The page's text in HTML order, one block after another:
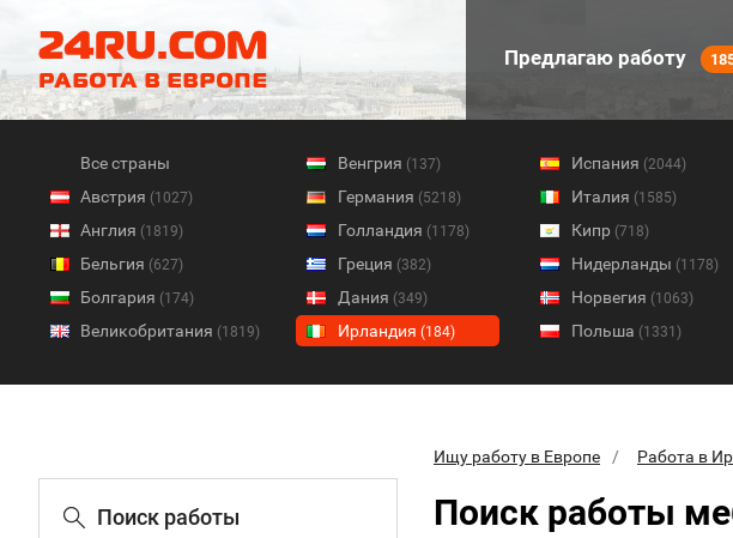
Предлагаю работу
Все страны
Австрия (1027)
Англия (1819)
Бельгия (627)
Болгария (174)
Великобритания (1819)
Венгрия (137)
Германия (5218)
Голландия (1178)
Греция (382)
Дания (349)
Ирландия (184)
Испания (2044)
Италия (1585)
Кипр (718)
Нидерланды (1178)
Норвегия (1063)
Польша (1331)
Поиск работы
Ищу работу в Европе Работа в
Поиск работы